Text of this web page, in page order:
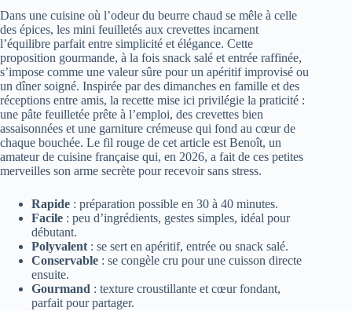
Dans une cuisine où l’odeur du beurre chaud se mêle à celle
des épices, les mini feuilletés aux crevettes incarnent
l’équilibre parfait entre simplicité et élégance. Cette
proposition gourmande, à la fois snack salé et entrée raffinée,
s’impose comme une valeur sûre pour un apéritif improvisé ou
un dîner soigné. Inspirée par des dimanches en famille et des
réceptions entre amis, la recette mise ici privilégie la praticité :
une pâte feuilletée prête à l’emploi, des crevettes bien
assaisonnées et une garniture crémeuse qui fond au cœur de
chaque bouchée. Le fil rouge de cet article est Benoît, un
amateur de cuisine française qui, en 2026, a fait de ces petites
merveilles son arme secrète pour recevoir sans stress.
Rapide : préparation possible en 30 à 40 minutes.
Facile : peu d’ingrédients, gestes simples, idéal pour
débutant.
Polyvalent : se sert en apéritif, entrée ou snack salé.
Conservable : se congèle cru pour une cuisson directe
ensuite.
Gourmand : texture croustillante et cœur fondant,
parfait pour partager.